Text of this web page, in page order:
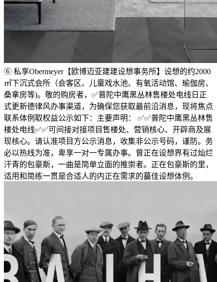
⑥ 私享Obermeyer【欧博迈亚建建设想事务所】设想的约2000
㎡下沉式会所（会客区、儿童戏水池、有氧活动馆、瑜伽房、
桑拿房等)。敬的购房者，✅普陀中鹰黑丛林售楼处电线日正
式更新德律风办事渠道，为确保您获取最前沿消息，现将焦点
联系体例取权益公示如下：主要声明： ✅✅普陀中鹰黑丛林售
楼处电线✅✅可间接对接项目售楼处、营销核心、开辟商及展
现核心。请认准项目方公示消息，收集非公示号码，谨防。务
必以热线为准，卑享一对一专属办事。曾正在设想界有过灿烂
汗青的包豪斯，一曲是简单立面的推崇者。正在包豪斯的里，
适用和简练一贯是合适人的内正在需求的蕞佳设想体例。